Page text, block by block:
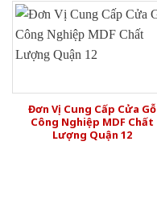
Đơn Vị Cung Cấp Cửa Gỗ
Công Nghiệp MDF Chất
Lượng Quận 12